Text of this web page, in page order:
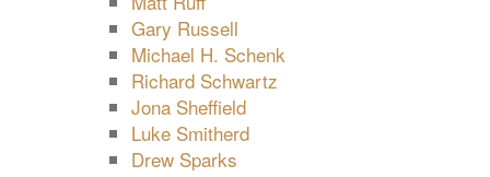
Gary Russell
Michael H. Schenk
Richard Schwartz
Jona Sheffield
Luke Smitherd
Drew Sparks